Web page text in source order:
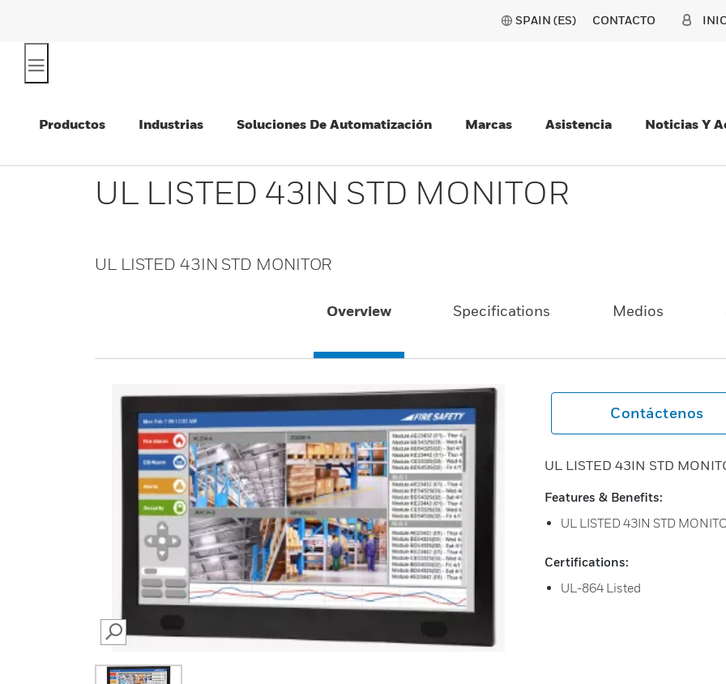
SPAIN (ES) CONTACTO
Productos Industrias Soluciones De Automatización Marcas Asistencia Noticias Y
UL LISTED 43IN STD MONITOR
UL LISTED 43IN STD MONITOR
Overview Specifications Medios
SEARCH
Contáctenos
UL LISTED 43IN STD
Features & Benefits:
UL LISTED 43IN STD
Certifications:
UL-864 Listed